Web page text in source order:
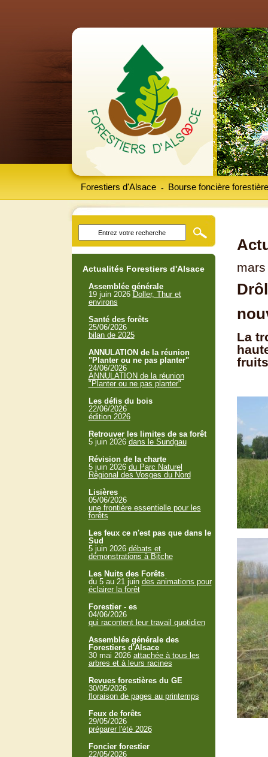
Forestiers d'Alsace Bourse foncière forestière
-
La
Actualités Forestiers d'Alsace
Assemblée générale
19 juin 2026 Doller, Thur et
environs
Santé des forêts
25/06/2026
bilan de 2025
ANNULATION de la réunion
"Planter ou ne pas planter"
24/06/2026
ANNULATION de la réunion
"Planter ou ne pas planter"
Les défis du bois
22/06/2026
édition 2026
Retrouver les limites de sa forêt
5 juin 2026 dans le Sundgau
Révision de la charte
5 juin 2026 du Parc Naturel
Régional des Vosges du Nord
Lisières
05/06/2026
une frontière essentielle pour les
forêts
Les feux ce n'est pas que dans le
Sud
5 juin 2026 débats et
démonstrations à Bitche
Les Nuits des Forêts
du 5 au 21 juin des animations pour
éclairer la forêt
Forestier - es
04/06/2026
qui racontent leur travail quotidien
Assemblée générale des
Forestiers d'Alsace
30 mai 2026 attachée à tous les
arbres et à leurs racines
Revues forestières du GE
30/05/2026
floraison de pages au printemps
Feux de forêts
29/05/2026
préparer l'été 2026
Foncier forestier
22/05/2026